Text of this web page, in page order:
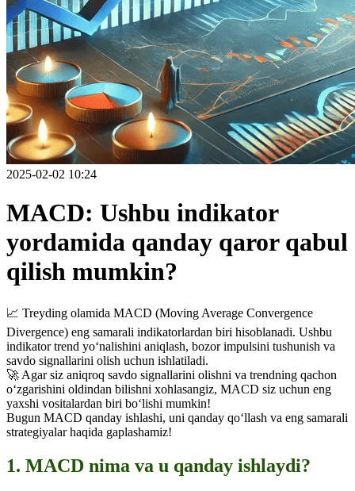
2025-02-02 10:24
MACD: Ushbu indikator
yordamida qanday qaror qabul
qilish mumkin?
📈 Treyding olamida MACD (Moving Average Convergence
Divergence) eng samarali indikatorlardan biri hisoblanadi. Ushbu
indikator trend yo‘nalishini aniqlash, bozor impulsini tushunish va
savdo signallarini olish uchun ishlatiladi.
🚀 Agar siz aniqroq savdo signallarini olishni va trendning qachon
o‘zgarishini oldindan bilishni xohlasangiz, MACD siz uchun eng
yaxshi vositalardan biri bo‘lishi mumkin!
Bugun MACD qanday ishlashi, uni qanday qo‘llash va eng samarali
strategiyalar haqida gaplashamiz!
1. MACD nima va u qanday ishlaydi?